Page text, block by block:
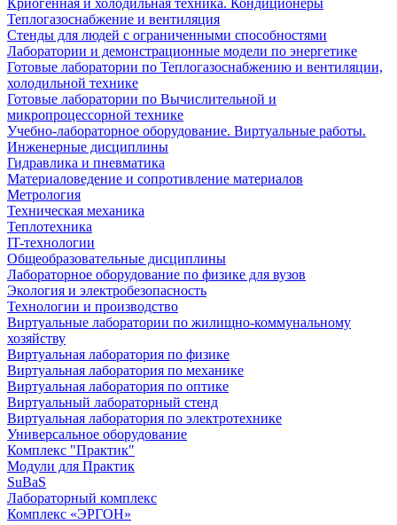
Криогенная и холодильная техника. Кондиционеры
Теплогазоснабжение и вентиляция
Стенды для людей с ограниченными способностями
Лаборатории и демонстрационные модели по энергетике
Готовые лаборатории по Теплогазоснабжению и вентиляции,
холодильной технике
Готовые лаборатории по Вычислительной и
микропроцессорной технике
Учебно-лабораторное оборудование. Виртуальные работы.
Инженерные дисциплины
Гидравлика и пневматика
Материаловедение и сопротивление материалов
Метрология
Техническая механика
Теплотехника
IT-технологии
Общеобразовательные дисциплины
Лабораторное оборудование по физике для вузов
Экология и электробезопасность
Технологии и производство
Виртуальные лаборатории по жилищно-коммунальному
хозяйству
Виртуальная лаборатория по физике
Виртуальная лаборатория по механике
Виртуальная лаборатория по оптике
Виртуальный лабораторный стенд
Виртуальная лаборатория по электротехнике
Универсальное оборудование
Комплекс "Практик"
Модули для Практик
SuBaS
Лабораторный комплекс
Комплекс «ЭРГОН»